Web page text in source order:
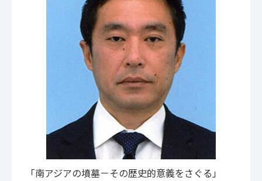
「南アジアの墳墓－その歴史的意義をさぐる」